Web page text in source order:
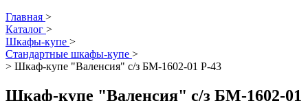
Главная >
Каталог >
Шкафы-купе >
Стандартные шкафы-купе >
> Шкаф-купе "Валенсия" с/з БМ-1602-01 Р-43
Шкаф-купе "Валенсия" с/з БМ-1602-01